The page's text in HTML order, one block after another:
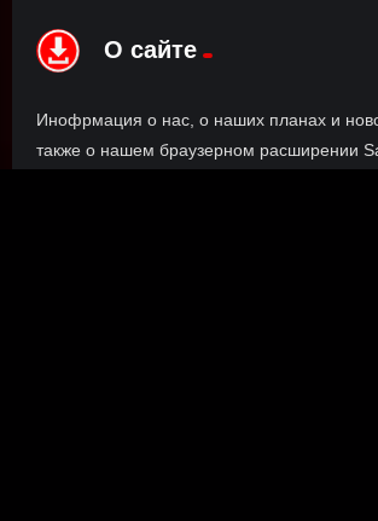
О сайте
Инофрмация о нас, о наших планах и
также о нашем браузерном расширении